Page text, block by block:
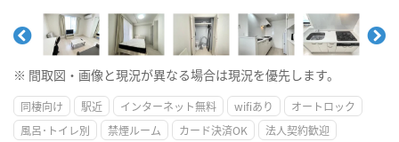
※ 間取図・画像と現況が異なる場合は現況を優先します。
同棲向け 駅近 インターネット無料 wifiあり
オートロック
風呂･トイレ別
禁煙ルーム カード決済OK
法人契約歓迎